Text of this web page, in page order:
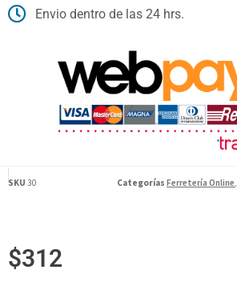
Envio dentro de las 24 hrs.
SKU 30 Categorías Ferretería Online,
$312